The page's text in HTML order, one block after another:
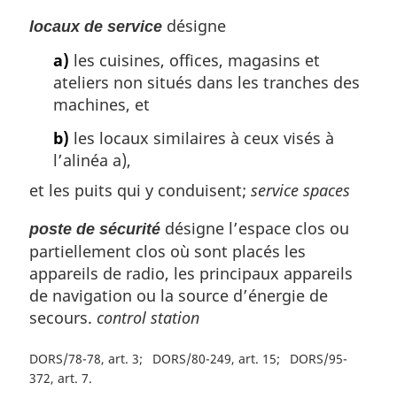
locaux de service désigne
a) les cuisines, offices, magasins et
ateliers non situés dans les tranches des
machines, et
b) les locaux similaires à ceux visés à
l’alinéa a),
et les puits qui y conduisent; service spaces
poste de sécurité désigne l’espace clos ou
partiellement clos où sont placés les
appareils de radio, les principaux appareils
de navigation ou la source d’énergie de
secours. control station
DORS/78-78, art. 3 DORS/80-249, art. 15
DORS/95-
372, art. 7